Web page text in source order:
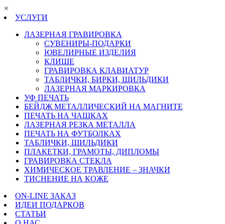
×
УСЛУГИ
ЛАЗЕРНАЯ ГРАВИРОВКА
СУВЕНИРЫ-ПОДАРКИ
ЮВЕЛИРНЫЕ ИЗДЕЛИЯ
КЛИШЕ
ГРАВИРОВКА КЛАВИАТУР
ТАБЛИЧКИ, БИРКИ, ШИЛЬДИКИ
ЛАЗЕРНАЯ МАРКИРОВКА
УФ ПЕЧАТЬ
БЕЙДЖ МЕТАЛЛИЧЕСКИЙ НА МАГНИТЕ
ПЕЧАТЬ НА ЧАШКАХ
ЛАЗЕРНАЯ РЕЗКА МЕТАЛЛА
ПЕЧАТЬ НА ФУТБОЛКАХ
ТАБЛИЧКИ, ШИЛЬДИКИ
ПЛАКЕТКИ, ГРАМОТЫ, ДИПЛОМЫ
ГРАВИРОВКА СТЕКЛА
ХИМИЧЕСКОЕ ТРАВЛЕНИЕ – ЗНАЧКИ
ТИСНЕНИЕ НА КОЖЕ
ON-LINE ЗАКАЗ
ИДЕИ ПОДАРКОВ
СТАТЬИ